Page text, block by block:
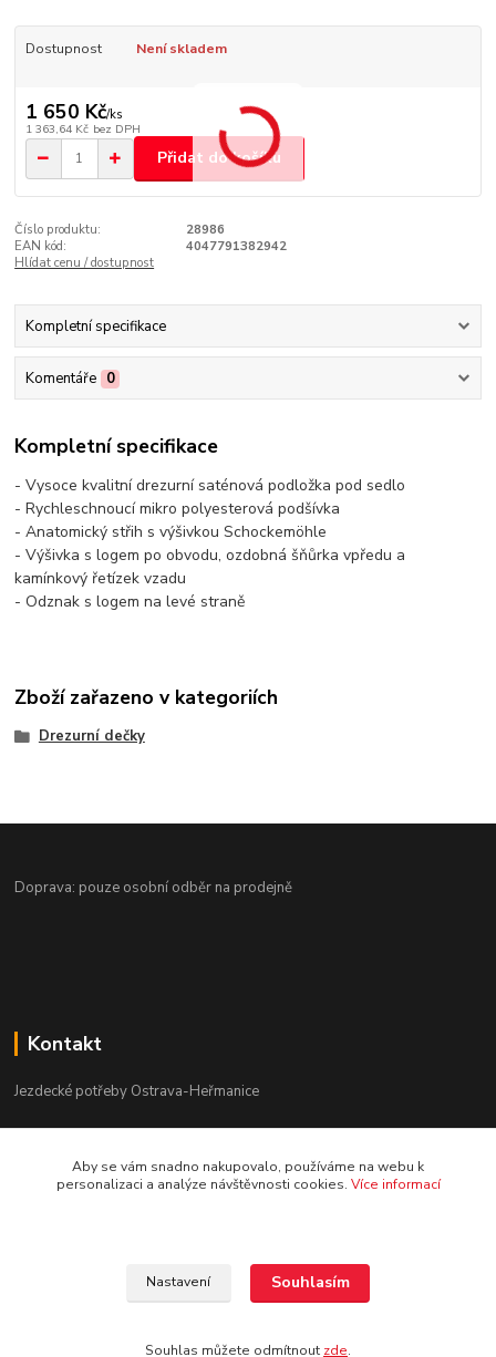
Dostupnost Není skladem
1 650 Kč/ks
1 363,64 Kč bez DPH
Přidat do košíku
Číslo produktu:
28986
EAN kód:
4047791382942
Hlídat cenu / dostupnost
Kompletní specifikace
Komentáře 0
Kompletní specifikace
- Vysoce kvalitní drezurní saténová podložka pod sedlo
- Rychleschnoucí mikro polyesterová podšívka
- Anatomický střih s výšivkou Schockemöhle
- Výšivka s logem po obvodu, ozdobná šňůrka vpředu a
kamínkový řetízek vzadu
- Odznak s logem na levé straně
Zboží zařazeno v kategoriích
Drezurní dečky
Doprava: pouze osobní odběr na prodejně
Kontakt
Jezdecké potřeby Ostrava-Heřmanice
Po-Pá 9:30 - 17:30
Aby se vám snadno nakupovalo, používáme na webu k
personalizaci a analýze návštěvnosti cookies. Více informací
Nastavení Souhlasím
Souhlas můžete odmítnout zde.